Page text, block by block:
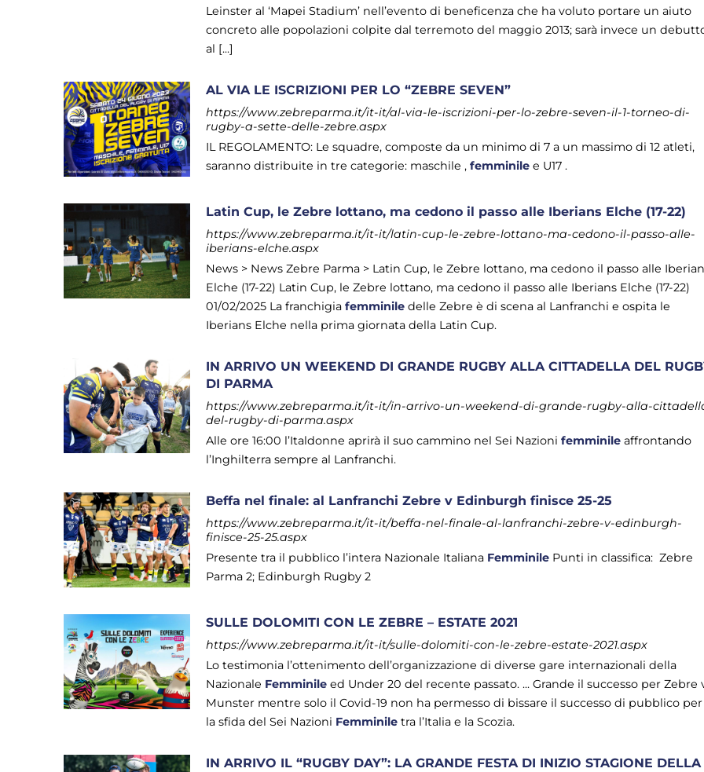
Leinster al ‘Mapei Stadium’ nell’evento di beneficenza che ha voluto portare un aiuto
concreto alle popolazioni colpite dal terremoto del maggio 2013; sarà invece un
al [...]
AL VIA LE ISCRIZIONI PER LO “ZEBRE SEVEN”
https://www.zebreparma.it/it-it/al-via-le-iscrizioni-per-lo-zebre-seven-il-1-torneo-di-
rugby-a-sette-delle-zebre.aspx
IL REGOLAMENTO: Le squadre, composte da un minimo di 7 a un massimo di 12 atleti,
saranno distribuite in tre categorie: maschile ,femminile e U17 .
Latin Cup, le Zebre lottano, ma cedono il passo alle Iberians Elche (17-22)
https://www.zebreparma.it/it-it/latin-cup-le-zebre-lottano-ma-cedono-il-passo-alle-
iberians-elche.aspx
News > News Zebre Parma > Latin Cup, le Zebre lottano, ma cedono il passo alle
Elche (17-22) Latin Cup, le Zebre lottano, ma cedono il passo alle Iberians Elche (17-22)
01/02/2025 La franchigiafemminile delle Zebre è di scena al Lanfranchi e ospita le
Iberians Elche nella prima giornata della Latin Cup.
IN ARRIVO UN WEEKEND DI GRANDE RUGBY ALLA CITTADELLA DEL
DI PARMA
https://www.zebreparma.it/it-it/in-arrivo-un-weekend-di-grande-rugby-alla-
del-rugby-di-parma.aspx
Alle ore 16:00 l’Italdonne aprirà il suo cammino nel Sei Nazionifemminile affrontando
l’Inghilterra sempre al Lanfranchi.
Beffa nel finale: al Lanfranchi Zebre v Edinburgh finisce 25-25
https://www.zebreparma.it/it-it/beffa-nel-finale-al-lanfranchi-zebre-v-edinburgh-
finisce-25-25.aspx
Presente tra il pubblico l’intera Nazionale Italiana Femminile Punti in classifica: Zebre
Parma 2; Edinburgh Rugby 2
SULLE DOLOMITI CON LE ZEBRE – ESTATE 2021
https://www.zebreparma.it/it-it/sulle-dolomiti-con-le-zebre-estate-2021.aspx
Lo testimonia l’ottenimento dell’organizzazione di diverse gare internazionali della
Nazionale Femminile ed Under 20 del recente passato. ... Grande il successo per Zebre
Munster mentre solo il Covid-19 non ha permesso di bissare il successo di pubblico per
la sfida del Sei Nazioni Femminile tra l’Italia e la Scozia.
IN ARRIVO IL “RUGBY DAY”: LA GRANDE FESTA DI INIZIO STAGIONE DELLA